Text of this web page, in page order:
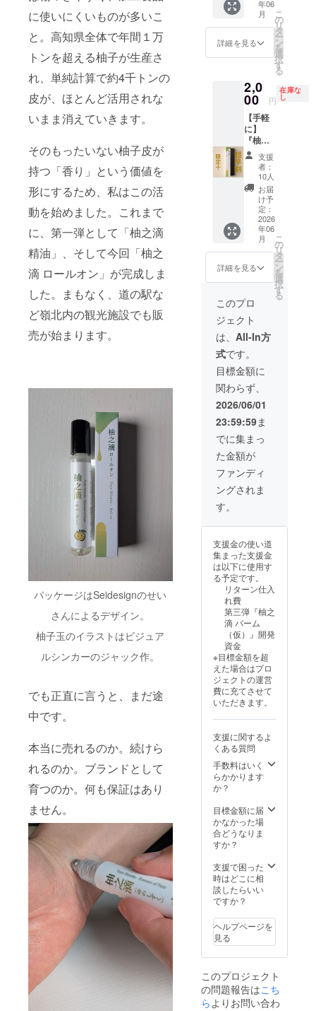
に使いにくいものが多いこ
と。高知県全体で年間１万
トンを超える柚子が生産さ
れ、単純計算で約4千トンの
皮が、ほとんど活用されな
いまま消えていきます。
そのもったいない柚子皮が
持つ「香り」という価値を
形にするため、私はこの活
動を始めました。これまで
に、第一弾として「柚之滴
精油」、そして今回「柚之
滴 ロールオン」が完成しま
した。まもなく、道の駅な
ど嶺北内の観光施設でも販
売が始まります。
パッケージはSeidesignのせい
さんによるデザイン。
柚子玉のイラストはビジュア
ルシンカーのジャック作。
でも正直に言うと、まだ途
中です。
本当に売れるのか。続けら
れるのか。ブランドとして
育つのか。何も保証はあり
ません。
ち上げ、柚
子精油づく
りを始めま
した。
これからは
精油だけで
なく、ロー
ルオンアロ
マ、線香な
どのシリー
ズ展開、そ
して間伐材
の活用へと
広げていき
ます。
〝もったい
ない〟もの
に眠る香り
の価値を形
に変え、
〝香りのあ
る、ちょっ
と素敵な生
活を〟お届
けしていき
ます。
---
経歴
2019年3月
専修大学経
営学部卒
（文化開発
による商品
開発を研
究）
2019年4月
株式会社ス
タンダード
入社（カラ
オケ店舗の
立ち上げ、
数値管理、
ど）
2021年8月
同社退職
2021年9月
土佐町地域
おこし協力
隊着任（公
営塾「燈心
2022年1月
個人事業
「嶺北
aroma」開業
2024年8月
協力隊任期
2024年9月
一般社団法
れたり
しない
さい。
・直射
湿の場
所を避
け、必
ず立て
た状態
で保管
してく
ださ
い。 ・
使用後
は必ず
しっか
りと
キャッ
プを閉
ださ
い。 ・
まや
ペット
の手の
届かな
い場所
に保管
してく
ださ
い。 ・
火気に
は十分
ご注意
くださ
い。 ・
ペット
のいる
部屋で
ディ
を使用
し、
エッセ
ンシャ
ルオイ
ルを香
らせる
ことは
お控え
くださ
い。 ・
特に
ケージ
やカゴ
内で飼
育して
いる小
動物
（鳥や
フェ
レット
など）
のいる
しない
でくだ
さい。
ついて
・学
名：
Citrus
junos／
ミカン
出部
位：果
皮 ・抽
出方
法：水
蒸気蒸
に置い
ておく
のもお
すすめ
ひと塗
りする
と、や
さしく
柚子の
香りが
広がり
ます。
強すぎ
ず、日
常の中
で使い
やすい
香りな
ので、
家事の
合間、
切り替
えたい
時のリ
フレッ
イテム
として
お使い
いただ
けま
す。 ◎
こんな
方にお
すすめ
・香り
を気軽
に持ち
歩きた
や仕事
中にも
使いや
すいも
のを探
してい
る方 ・
香水ほ
ど強く
ない、
やさし
い香り
を楽し
みたい
方 ◎商
品情報
・内容
量：
8mL ・
使用方
法：首
筋や手
首、爪
を塗
り、よ
くなじ
い。 ・
全成
分：ホ
ホバ種
スクワ
ユズ果
皮油
（高知
嶺北
産）、
トコ
出した
精油で
す。
ディ
り、
ティッ
シュや
香り石
に垂ら
したり
して、
嶺北の
柚子の
芳醇な
香りを
お楽し
みいた
だけま
す。
「精
油って
い
という
方にも
使いや
すいよ
う、基
本の使
い方と
応用編
めた
リーフ
レット
を同梱
しま
す。 は
じめて
常の中
で取り
入れて
いただ
きやす
い内容
です。
◎こん
な方に
おすす
め ・部
屋の中
でしっ
かり香
りを楽
しみた
い方 ・
ディ
フュー
ザーや
香り石
を使っ
てみた
柚子の
香り
を、よ
たい方
◎注意
事項 ・
原液の
につけ
たり、
口に入
れたり
でくだ
さい。
・直射
定50
名）
《この
リター
ンにつ
いて》
ターン
は、嶺
北の柚
子皮か
ら生ま
れた香
りブラ
ンド
「柚之
滴」
を、半
年間一
緒に育
ててい
ただく
特別な
サポー
完成し
た商品
を受け
取るだ
けでな
く、売
上や試
作、迷
いや失
敗も含
めて、
小さな
地域ブ
ランド
が形に
なって
いく半
年間の
をでき
るだけ
そのま
ま共有
しま
す。
《お届
けする
もの
（商
品）》
・柚之
滴 ロー
ルオン
（1本）
気分転
換の時
に手首
へ塗っ
て使
う、持
ち歩き
オイル
です。
・柚之
/ 1本）
ディ
フュー
ザーや
シュな
どで香
りを楽
しめ
物由来
の香り
のオイ
年06
月
詳細を見る
こ
の
リ
タ
ー
ン
を
選
択
す
る
2,0
00 円
在庫な
し
【手軽
に】
『柚之
滴 ロー
ルオ
ン』
（超早
割/限定
10）
2,000円
（一般
販売予
定価
格：
2,800
円）
「毎日
の切り
替え
に。持
ち歩け
る柚
子」
“日々の
すき間
に、香
りとい
う小さ
なご褒
美を” 嶺
北産柚
子の香
りを、
ロール
に。 手
ち運ん
でもヨ
シ、
ベッド
サイド
クに置
いてお
くもヨ
とした
時に手
首や首
元にひ
と塗り
すれ
さしく
嶺北柚
子の香
りが広
がりま
りは強
く長く
残るタ
イプで
ません
が、そ
の分、
持ち歩
「気分
を切り
替えた
い瞬間
う」リ
フレッ
シュア
支援
者：
10人
お届
け予
定：
2026
年06
月
詳細を見る
こ
の
リ
タ
ー
ン
を
選
択
す
る
このプロ
ジェクト
は、 All-In方
式です。
目標金額に
関わらず、
2026/06/01
23:59:59ま
でに集まっ
た金額が
ファンディ
ングされま
す。
支援金の使い道
集まった支援金
は以下に使用す
る予定です。
リターン仕入
れ費
第三弾『柚之
滴 バーム
（仮）』開発
資金
※目標金額を超
えた場合はプロ
ジェクトの運営
費に充てさせて
いただきます。
支援に関するよ
くある質問
手数料はいく
らかかります
か？
目標金額に届
かなかった場
合どうなりま
すか？
支援で困った
時はどこに相
談したらいい
ですか？
ヘルプページを
見る
このプロジェクト
の問題報告はこち
らよりお問い合わ